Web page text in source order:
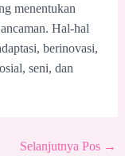
menentukan
Hal-hal
berinovasi,
seni, dan
Selanjutnya Pos →